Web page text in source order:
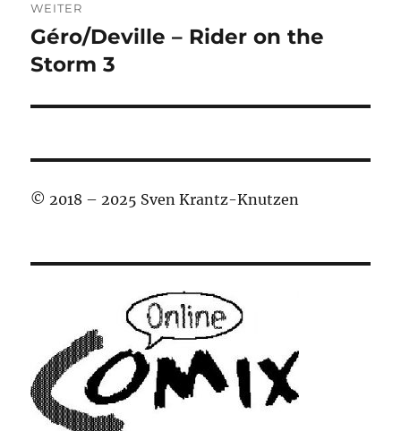
WEITER
Nächster
Beitrag:
Géro/Deville – Rider on the
Storm 3
© 2018 – 2025 Sven Krantz-Knutzen